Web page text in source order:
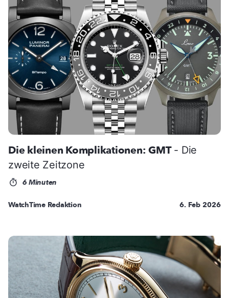
Die kleinen Komplikationen: GMT - Die
zweite Zeitzone
6 Minuten
WatchTime Redaktion 6. Feb 2026